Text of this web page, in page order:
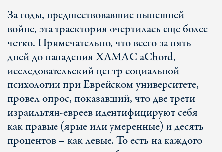
За годы, предшествовавшие нынешней
войне, эта траектория очертилась еще более
четко. Примечательно, что всего за пять
дней до нападения ХАМАС aChord,
исследовательский центр социальной
психологии при Еврейском университете,
провел опрос, показавший, что две трети
израильтян-евреев идентифицируют себя
как правые (ярые или умеренные) и десять
процентов – как левые. То есть на каждого